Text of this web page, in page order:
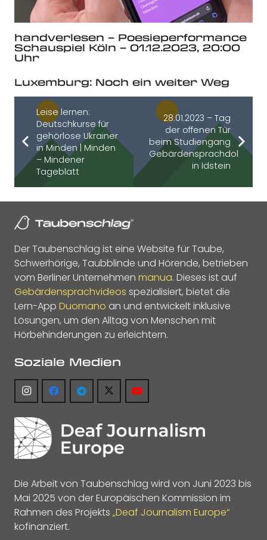
handverlesen – Poesieperformance
Schauspiel Köln – 01.12.2023, 20:00
Uhr
Luxemburg: Noch ein weiter Weg
Leise lernen:
Deutschkurse für
gehörlose Ukrainer
in Minden | Minden
– Mindener
Tageblatt
28.01.2023 – Tag
der offenen Tür
beim Studiengang
in Idstein
Der Taubenschlag ist eine Website für Taube,
Schwerhörige, Taubblinde und Hörende, betrieben
vom Berliner Unternehmen manua. Dieses ist auf
Gebärdensprachvideos spezialisiert, bietet die
Lern-App Duomano an und entwickelt inklusive
Lösungen, um den Alltag von Menschen mit
Hörbehinderungen zu erleichtern.
Soziale Medien
Die Arbeit von Taubenschlag wird von Juni 2023 bis
Mai 2025 von der Europäischen Kommission im
Rahmen des Projekts „Deaf Journalism Europe“
kofinanziert.